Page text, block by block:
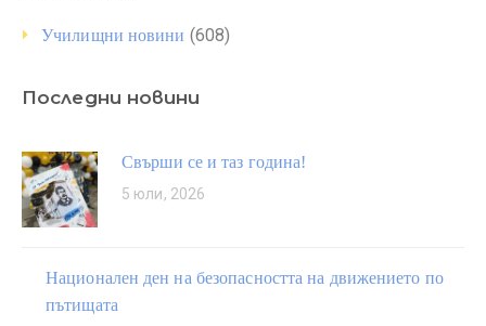
Училищни новини (608)
Последни новини
Свърши се и таз година!
5 юли, 2026
Национален ден на безопасността на движението по
пътищата